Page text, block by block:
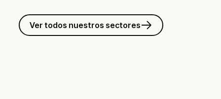
Ver todos nuestros sectores